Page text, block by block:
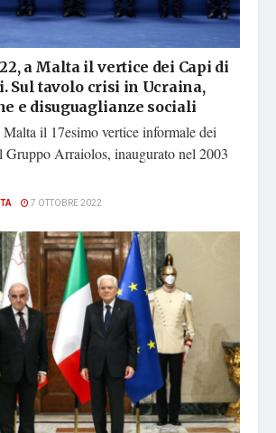
a Malta il vertice dei Capi di
Sul tavolo crisi in Ucraina,
e disuguaglianze sociali
il 17esimo vertice informale dei
Gruppo Arraiolos, inaugurato nel 2003
7 OTTOBRE 2022